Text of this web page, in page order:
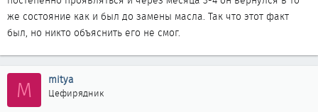
же состояние как и был до замены масла. Так что этот факт
был, но никто объяснить его не смог.
M mitya
Цефирядник